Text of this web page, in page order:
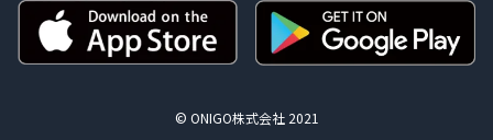
© ONIGO株式会社 2021